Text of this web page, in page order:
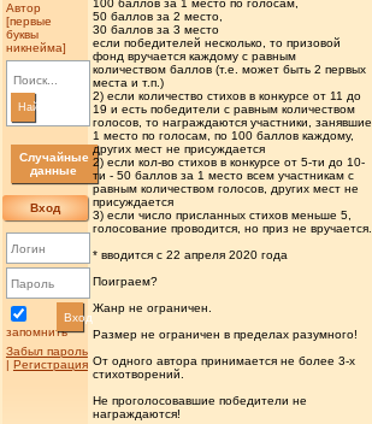
Автор
[первые
буквы
никнейма]
Найти
Случайные
данные
Вход
запомнить
Вход
Забыл пароль
| Регистрация
100 баллов за 1 место по голосам,
50 баллов за 2 место,
30 баллов за 3 место
если победителей несколько, то призовой
фонд вручается каждому с равным
количеством баллов (т.е. может быть 2 первых
места и т.п.)
2) если количество стихов в конкурсе от 11 до
19 и есть победители с равным количеством
голосов, то награждаются участники, занявшие
1 место по голосам, по 100 баллов каждому,
других мест не присуждается
2) если кол-во стихов в конкурсе от 5-ти до 10-
ти - 50 баллов за 1 место всем участникам с
равным количеством голосов, других мест не
присуждается
3) если число присланных стихов меньше 5,
голосование проводится, но приз не вручается.
* вводится с 22 апреля 2020 года
Поиграем?
Жанр не ограничен.
Размер не ограничен в пределах разумного!
От одного автора принимается не более 3-х
стихотворений.
Не проголосовавшие победители не
награждаются!